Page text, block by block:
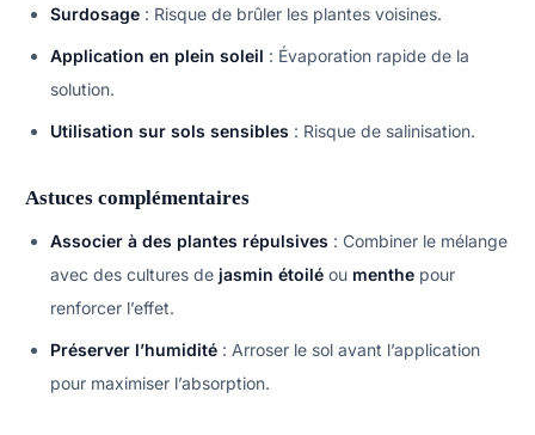
Surdosage : Risque de brûler les plantes voisines.
Application en plein soleil : Évaporation rapide de la
solution.
Utilisation sur sols sensibles : Risque de salinisation.
Astuces complémentaires
Associer à des plantes répulsives : Combiner le mélange
avec des cultures de jasmin étoilé ou menthe pour
renforcer l’effet.
Préserver l’humidité : Arroser le sol avant l’application
pour maximiser l’absorption.